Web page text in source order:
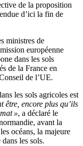
de la proposition
d’ici la fin de
ministres de
européenne
dans les sols
de la France en
de l’UE.
les sols agricoles est
être, encore plus qu’ils
», a déclaré le
avant la
océans, la majeure
les sols.